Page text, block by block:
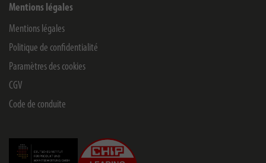
Mentions légales
Mentions légales
Politique de confidentialité
Paramètres des cookies
CGV
Code de conduite